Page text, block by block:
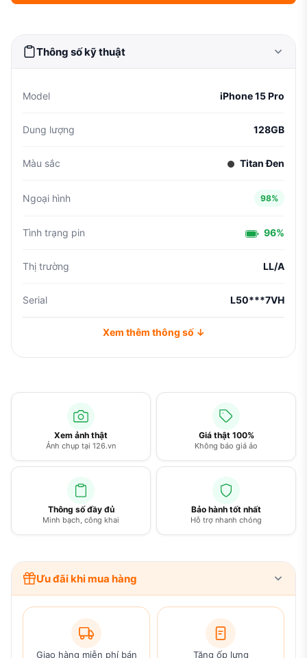
Xem ảnh thật
Ảnh chụp tại 126.vn
Giá thật 100%
Không báo giá ảo
Thông số đầy đủ
Minh bạch, công khai
Bảo hành tốt nhất
Hỗ trợ nhanh chóng
Thông số kỹ thuật
Model iPhone 15 Pro
Dung lượng 128GB
Màu sắc Titan Đen
Ngoại hình 98%
Tình trạng pin 96%
Thị trường LL/A
Serial L50***7VH
Xem thêm thông số ↓
Ưu đãi khi mua hàng
Giao hàng miễn phí bán
Tặng ốp lưng